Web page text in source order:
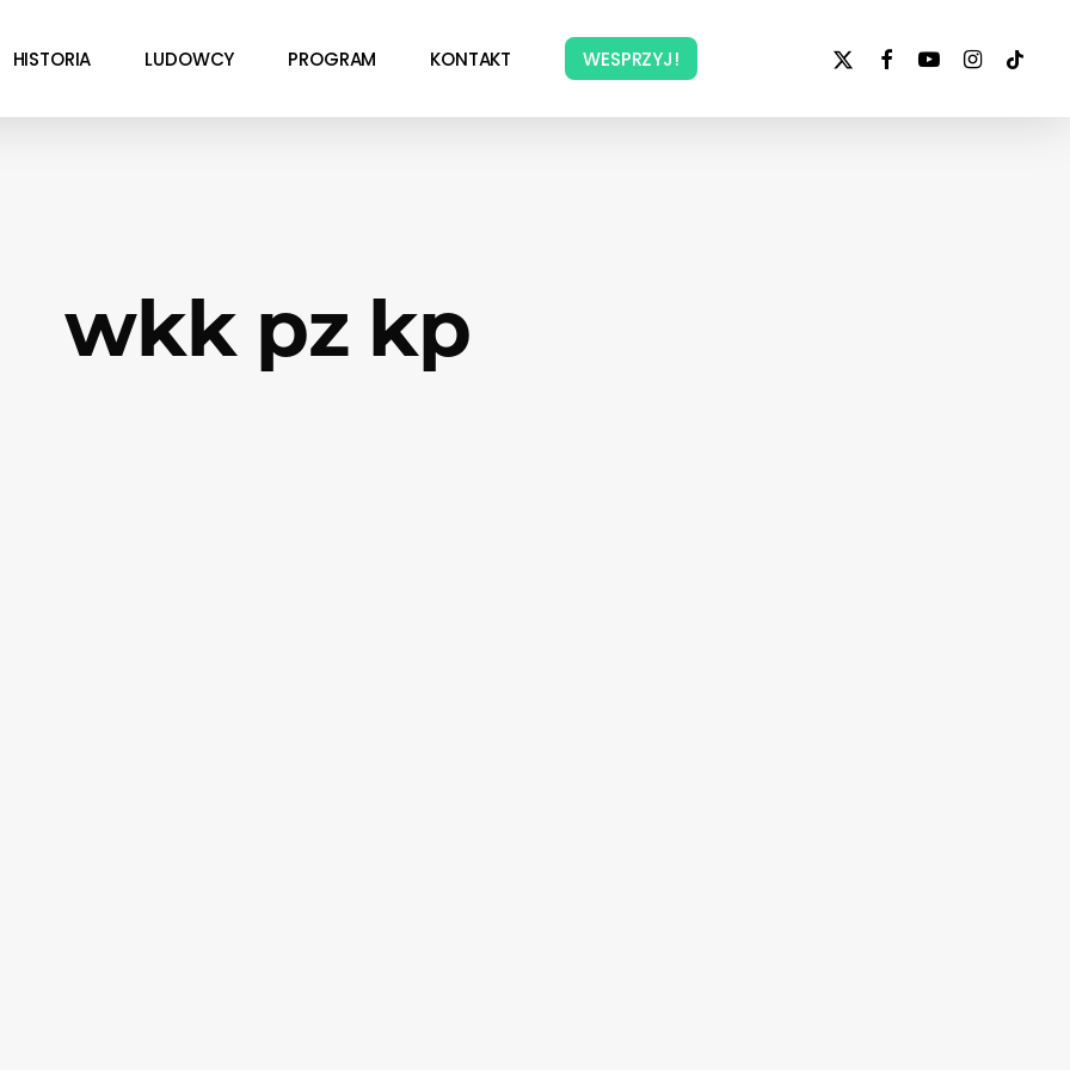
HISTORIA LUDOWCY PROGRAM KONTAKT WESPRZYJ!
x-
facebookyoutubeinstagram
tiktok
wkk pz kp